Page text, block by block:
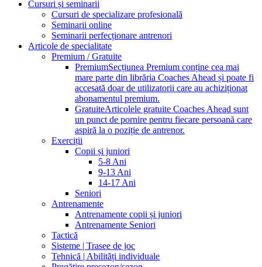
Cursuri și seminarii
Cursuri de specializare profesională
Seminarii online
Seminarii perfecționare antrenori
Articole de specialitate
Premium / Gratuite
PremiumSecțiunea Premium conține cea mai
mare parte din librăria Coaches Ahead și poate fi
accesată doar de utilizatorii care au achiziționat
abonamentul premium.
GratuiteArticolele gratuite Coaches Ahead sunt
un punct de pornire pentru fiecare persoană care
aspiră la o poziție de antrenor.
Exerciții
Copii și juniori
5-8 Ani
9-13 Ani
14-17 Ani
Seniori
Antrenamente
Antrenamente copii și juniori
Antrenamente Seniori
Tactică
Sisteme | Trasee de joc
Tehnică | Abilități individuale